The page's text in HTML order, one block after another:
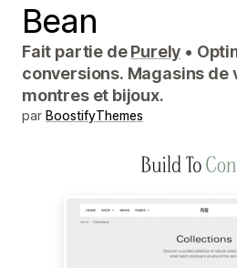
Bean
Fait partie dePurely •
conversions. Magasins de
montres et bijoux.
par BoostifyThemes